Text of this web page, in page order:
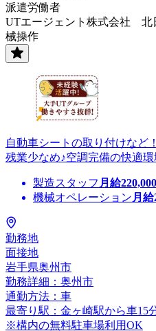
派遣労働者
UTエージェント株式会社 北
械操作
自動車シートの取り付けな
残業少なめ♪空調完備の快適
製造スタッフ 月給220,000
機械オペレーション 月給
勤務地
面接地
岩手県奥州市
勤務詳細：奥州市
通勤方法：車
最寄り駅：金ヶ崎駅から車15
※構内の無料駐車場利用OK